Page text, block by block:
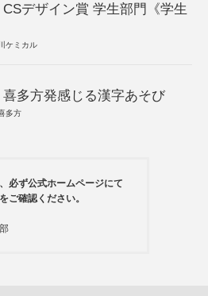
CSデザイン賞 学生部門《学生
ケミカル
喜多方発感じる漢字あそび
多方
必ず公式ホームページにて
ご確認ください。